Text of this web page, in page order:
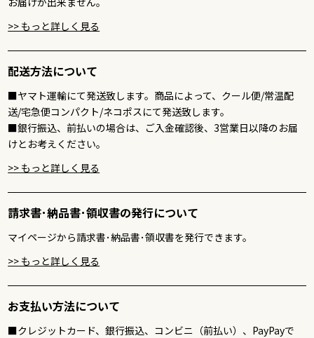
>> もっと詳しく見る
配送方法について
■ヤマト運輸にて発送致します。商品によって、クール便/常温配
送/宅急便コンパクト/ネコポスにて発送致します。
■銀行振込、前払いの場合は、ご入金確認後、3営業日以降のお届
けとお考えください。
>> もっと詳しく見る
請求書･納品書･領収書の発行について
マイページから請求書･納品書･領収書を発行できます。
>> もっと詳しく見る
お支払い方法について
■クレジットカード、銀行振込、コンビニ（前払い）、PayPayで